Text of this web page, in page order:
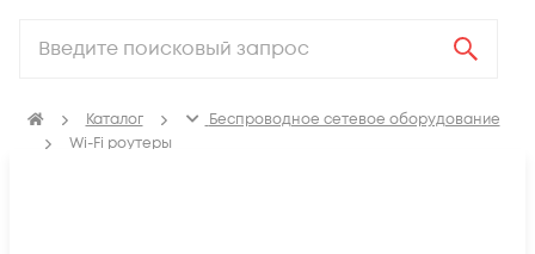
Каталог
Беспроводное сетевое оборудование
Wi-Fi роутеры